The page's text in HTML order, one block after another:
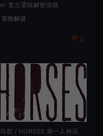
er 复古逻辑解密游戏
冒险解谜
0
马群 / HORSES 第一人称压